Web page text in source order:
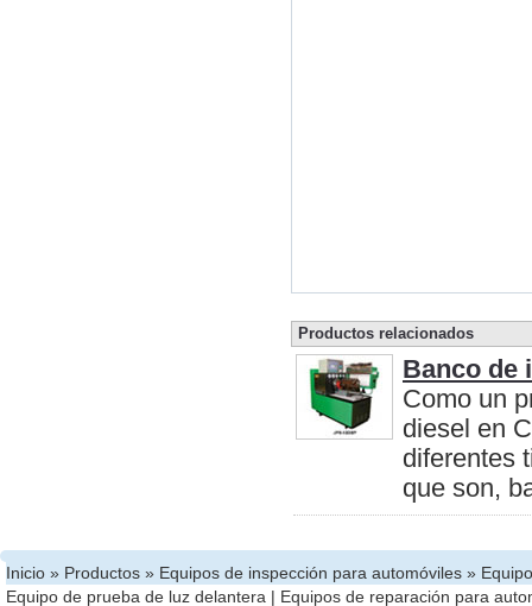
Productos relacionados
Banco de
Como un
diesel en
diferentes
que son,
Inicio » Productos » Equipos de inspección para automóviles »
Equipo de prueba de luz delantera | Equipos de reparación para